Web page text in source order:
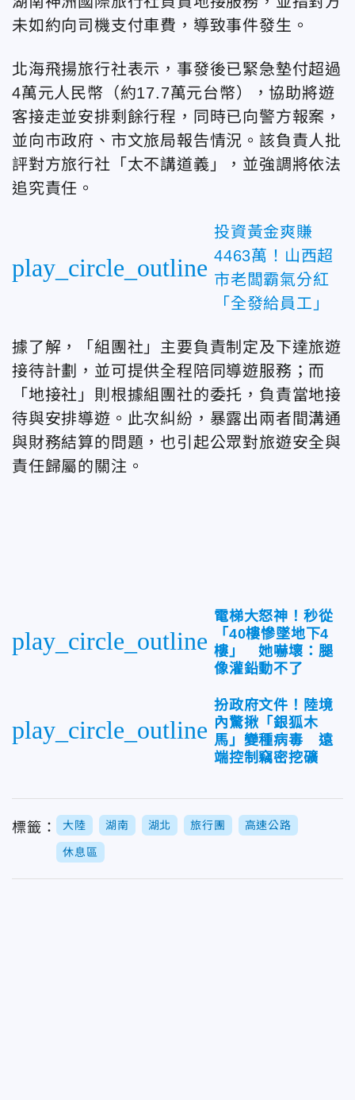
未如約向司機支付車費，導致事件發生。
北海飛揚旅行社表示，事發後已緊急墊付超過
4萬元人民幣（約17.7萬元台幣），協助將遊
客接走並安排剩餘行程，同時已向警方報案，
並向市政府、市文旅局報告情況。該負責人批
評對方旅行社「太不講道義」，並強調將依法
追究責任。
play_circle_outline
投資黃金爽賺
4463萬！山西超
市老闆霸氣分紅
「全發給員工」
據了解，「組團社」主要負責制定及下達旅遊
接待計劃，並可提供全程陪同導遊服務；而
「地接社」則根據組團社的委托，負責當地接
待與安排導遊。此次糾紛，暴露出兩者間溝通
與財務結算的問題，也引起公眾對旅遊安全與
責任歸屬的關注。
play_circle_outline
電梯大怒神！秒從
「40樓慘墜地下4
樓」 她嚇壞：腿
像灌鉛動不了
play_circle_outline
扮政府文件！陸境
內驚揪「銀狐木
馬」變種病毒 遠
端控制竊密挖礦
標籤： 大陸 湖南 湖北 旅行團 高速公路
休息區